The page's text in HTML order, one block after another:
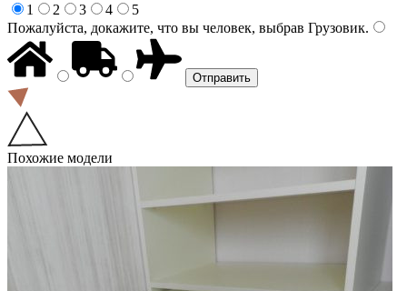
1
2 3 4
5
Пожалуйста, докажите, что вы человек, выбрав Грузовик.
Похожие модели